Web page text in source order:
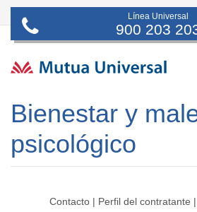
Línea Universal
900 203
Bienestar y
psicológico
Contacto| Perfil del contratante |